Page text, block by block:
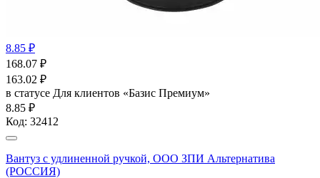
8.85 ₽
168.07 ₽
163.02 ₽
в статусе Для клиентов «Базис Премиум»
8.85 ₽
Код: 32412
Вантуз с удлиненной ручкой, ООО ЗПИ Альтернатива
(РОССИЯ)